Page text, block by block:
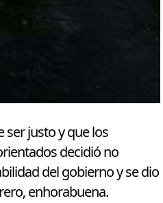
ser justo y que los
decidió no
del gobierno y se dio
enhorabuena.